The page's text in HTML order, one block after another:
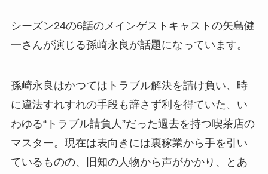
シーズン24の6話のメインゲストキャストの矢島健
一さんが演じる孫崎永良が話題になっています。
孫崎永良はかつてはトラブル解決を請け負い、時
に違法すれすれの手段も辞さず利を得ていた、い
わゆる“トラブル請負人”だった過去を持つ喫茶店の
マスター。現在は表向きには裏稼業から手を引い
ているものの、旧知の人物から声がかかり、とあ